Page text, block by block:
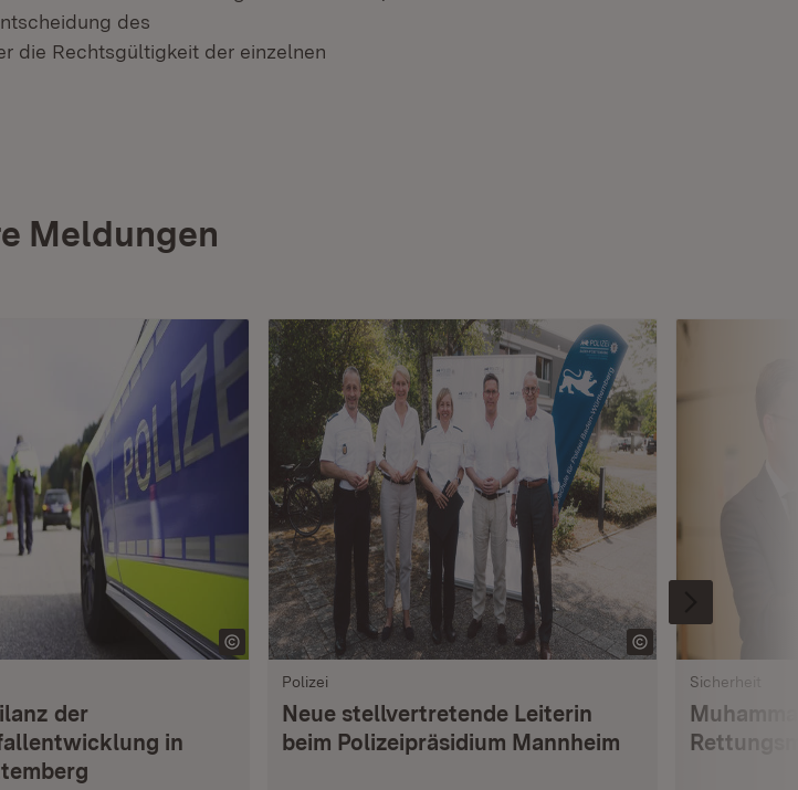
des
die Rechtsgültigkeit der einzelnen
Meldungen
der
in
Polizei
Neue stellvertretende Leiterin
beim Polizeipräsidium Mannheim
Sicherheit